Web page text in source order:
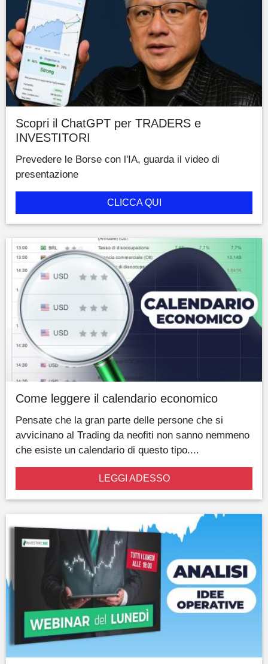
Scopri il ChatGPT per TRADERS e
INVESTITORI
Prevedere le Borse con l'IA, guarda il video di
presentazione
CLICCA QUI
Come leggere il calendario economico
Pensate che la gran parte delle persone che si
avvicinano al Trading da neofiti non sanno nemmeno
che esiste un calendario di questo tipo....
LEGGI ADESSO